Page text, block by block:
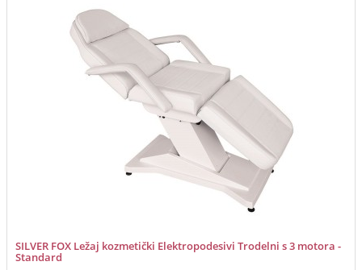
SILVER FOX Ležaj kozmetički Elektropodesivi Trodelni s 3 motora -
Standard